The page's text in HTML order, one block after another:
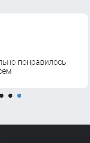
понравилось